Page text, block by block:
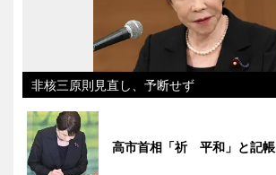
非核三原則見直し、予断せず
高市首相「祈 平和」と記帳